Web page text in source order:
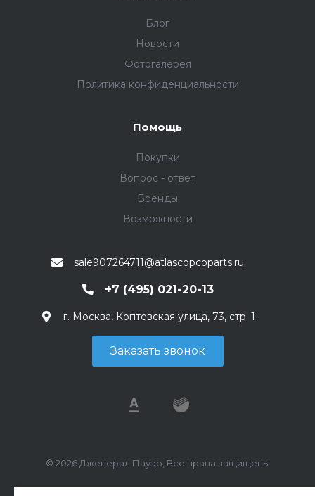
Блог
Новости
Фотогалерея
Политика конфиденциальности
Помощь
Покупки
Вопрос - ответ
Бренды
Возможности
sale907264711@atlascopcoparts.ru
+7 (495) 021-20-13
г. Москва, Коптевская улица, 73, стр. 1
Заказать звонок
© 2026 Дженерал Пауэр, Все права защищены